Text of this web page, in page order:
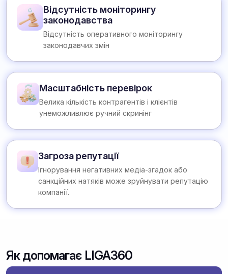
Відсутність моніторингу
законодавства
Відсутність оперативного моніторингу
законодавчих змін
Масштабність перевірок
Велика кількість контрагентів і клієнтів
унеможливлює ручний скринінг
Загроза репутації
Ігнорування негативних медіа-згадок або
санкційних натяків може зруйнувати репутацію
компанії.
Як допомагає LIGA360